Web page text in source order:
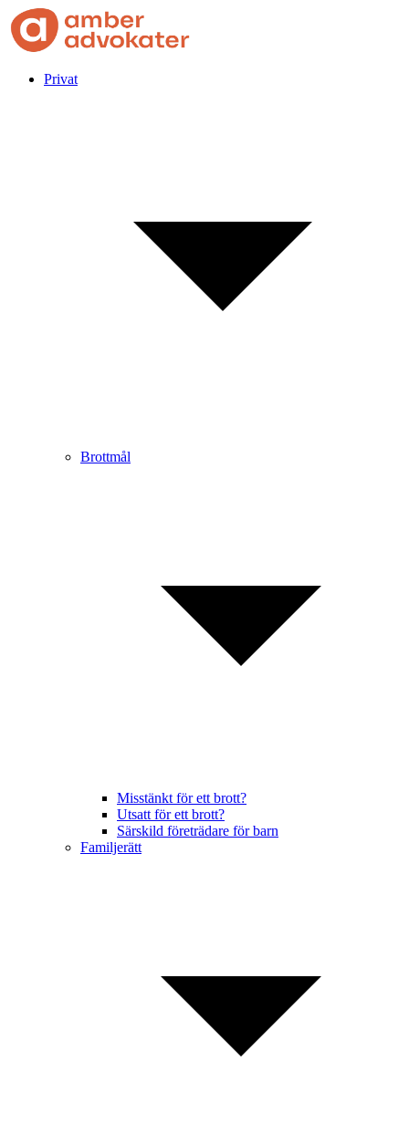
Privat
Brottmål
Misstänkt för ett brott?
Utsatt för ett brott?
Särskild företrädare för barn
Familjerätt